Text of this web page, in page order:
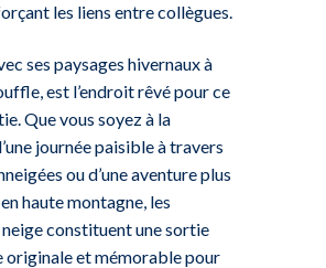
les liens entre collègues.
ses paysages hivernaux à
est l’endroit rêvé pour ce
Que vous soyez à la
journée paisible à travers
ou d’une aventure plus
haute montagne, les
constituent une sortie
originale et mémorable pour